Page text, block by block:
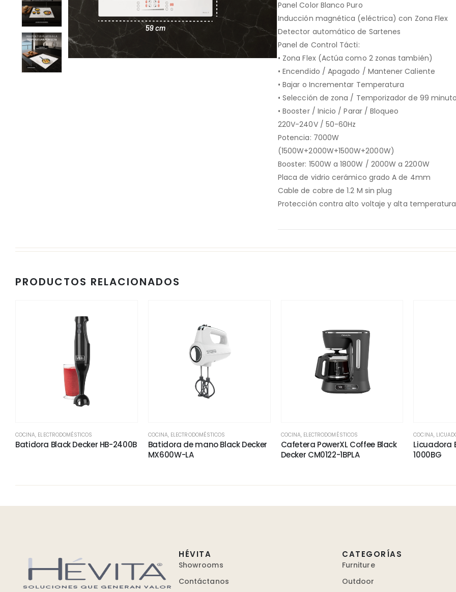
Panel Color Blanco Puro
Inducción magnética (eléctrica) con Zona Flex
Detector automático de Sartenes
Panel de Control Tácti:
• Zona Flex (Actúa como 2 zonas también)
• Encendido / Apagado / Mantener Caliente
• Bajar o Incrementar Temperatura
• Selección de zona / Temporizador de 99
• Booster / Inicio / Parar / Bloqueo
220V-240V / 50-60Hz
Potencia: 7000W
(1500W+2000W+1500W+2000W)
Booster: 1500W a 1800W / 2000W a 2200W
Placa de vidrio cerámico grado A de 4mm
Cable de cobre de 1.2 M sin plug
Protección contra alto voltaje y alta temperatura
PRODUCTOS RELACIONADOS
COCINA, ELECTRODOMÉSTICOS
Batidora Black Decker HB-2400B
COCINA, ELECTRODOMÉSTICOS
Batidora de mano Black Decker
MX600W-LA
COCINA, ELECTRODOMÉSTICOS
Cafetera PowerXL Coffee Black
Decker CM0122-1BPLA
COCINA,
Licuadora
1000BG
HÉVITA
Showrooms
Contáctanos
CATEGORÍAS
Furniture
Outdoor